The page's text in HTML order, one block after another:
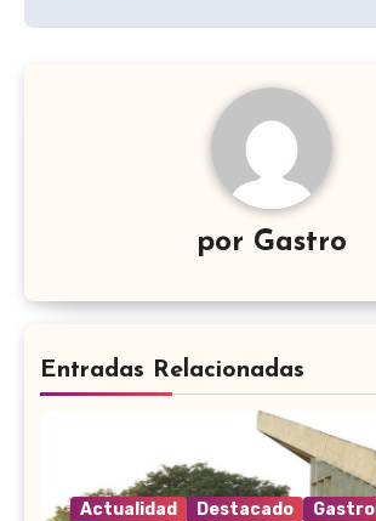
por Gastro
Entradas Relacionadas
Actualidad Destacado